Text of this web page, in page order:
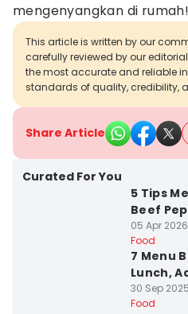
mengenyangkan di rumah!
This article is written by our
carefully reviewed by our
the most accurate and reliable
standards of quality, credibility,
Share Article
Curated For You
5 Tips
Beef
05 Apr
Food
7 Menu
Lunch,
30 Sep
Food